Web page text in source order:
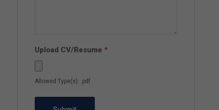
Upload CV/Resume *
Allowed Type(s): .pdf